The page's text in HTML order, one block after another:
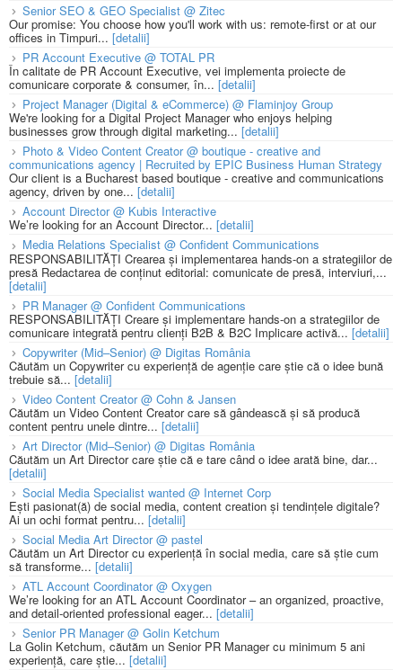
Senior SEO & GEO Specialist @ Zitec
Our promise: You choose how you'll work with us: remote-first or at our
offices in Timpuri... [detalii]
PR Account Executive @ TOTAL PR
În calitate de PR Account Executive, vei implementa proiecte de
comunicare corporate & consumer, în... [detalii]
Project Manager (Digital & eCommerce) @ Flaminjoy Group
We're looking for a Digital Project Manager who enjoys helping
businesses grow through digital marketing... [detalii]
Photo & Video Content Creator @ boutique - creative and
communications agency | Recruited by EPIC Business Human Strategy
Our client is a Bucharest based boutique - creative and communications
agency, driven by one... [detalii]
Account Director @ Kubis Interactive
We’re looking for an Account Director... [detalii]
Media Relations Specialist @ Confident Communications
RESPONSABILITĂȚI Crearea și implementarea hands-on a strategiilor de
presă Redactarea de conținut editorial: comunicate de presă, interviuri,...
[detalii]
PR Manager @ Confident Communications
RESPONSABILITĂȚI Creare și implementare hands-on a strategiilor de
comunicare integrată pentru clienți B2B & B2C Implicare activă... [detalii]
Copywriter (Mid–Senior) @ Digitas România
Căutăm un Copywriter cu experiență de agenție care știe că o idee bună
trebuie să... [detalii]
Video Content Creator @ Cohn & Jansen
Căutăm un Video Content Creator care să gândească și să producă
content pentru unele dintre... [detalii]
Art Director (Mid–Senior) @ Digitas România
Căutăm un Art Director care știe că e tare când o idee arată bine, dar...
[detalii]
Social Media Specialist wanted @ Internet Corp
Ești pasionat(ă) de social media, content creation și tendințele digitale?
Ai un ochi format pentru... [detalii]
Social Media Art Director @ pastel
Căutăm un Art Director cu experiență în social media, care să știe cum
să transforme... [detalii]
ATL Account Coordinator @ Oxygen
We’re looking for an ATL Account Coordinator – an organized, proactive,
and detail-oriented professional eager... [detalii]
Senior PR Manager @ Golin Ketchum
La Golin Ketchum, căutăm un Senior PR Manager cu minimum 5 ani
experiență, care știe... [detalii]